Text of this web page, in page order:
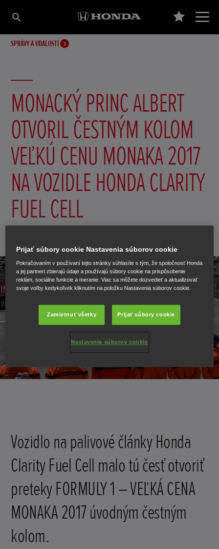
SPRÁVY A UDALOSTI
MONACKÝ PRINC ALBERT
OTVORIL ČESTNÝM KOLOM
VEĽKÚ CENU MONAKA 2017
NA VOZIDLE HONDA CLARITY
FUEL CELL
Vozidlo na palivové články Honda
Clarity Fuel Cell malo tú česť otvoriť
preteky FORMULY 1 – VEĽKÁ CENA
MONAKA 2017 úvodným čestným
kolom.
Prijať súbory cookie Nastavenia súborov cookie
Pokračovaním v používaní tejto stránky súhlasíte s tým, že spoločnosť Honda
a jej partneri zbierajú údaje a používajú súbory cookie na prispôsobenie
reklám, sociálne funkcie a meranie. Viac sa môžete dozvedieť a aktualizovať
svoje voľby kedykoľvek kliknutím na položku Nastavenia súborov cookie.
Zamietnuť všetky Prijať súbory cookie
Nastavenia súborov cookie